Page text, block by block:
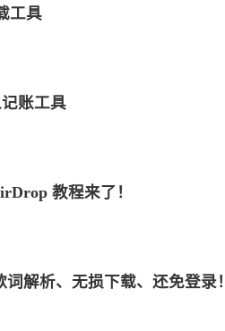
1 1
控服务8 Linux3 组网2 办公40
工具
账工具
教程来了！
解析、无损下载、还免登录！